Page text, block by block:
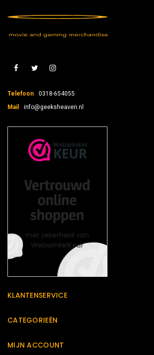
Telefoon
0318-654055
Mail
info@geeksheaven.nl
KLANTENSERVICE
CATEGORIEËN
MIJN ACCOUNT